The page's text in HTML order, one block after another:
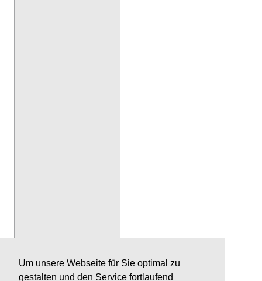
Um unsere Webseite für Sie optimal zu
gestalten und den Service fortlaufend